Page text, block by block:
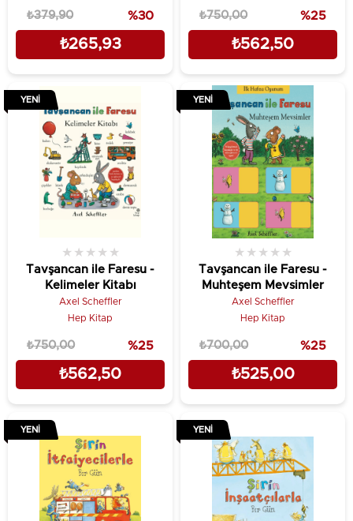
₺265,93
₺379,90 %30
₺562,50
₺750,00 %25
Tavşancan ile Faresu -
Kelimeler Kitabı
★ ★ ★ ★ ★
Axel Scheffler
Hep Kitap
₺562,50
₺750,00 %25
YENI
Tavşancan ile Faresu -
Muhteşem Mevsimler
★ ★ ★ ★ ★
Axel Scheffler
Hep Kitap
₺525,00
₺700,00 %25
YENI
YENI YENI